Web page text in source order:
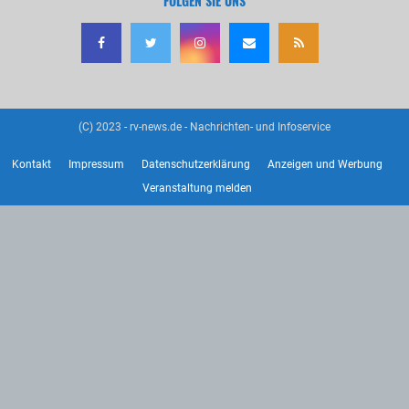
(C) 2023 - rv-news.de - Nachrichten- und Infoservice
Kontakt Impressum Datenschutzerklärung
Anzeigen und Werbung
Veranstaltung melden